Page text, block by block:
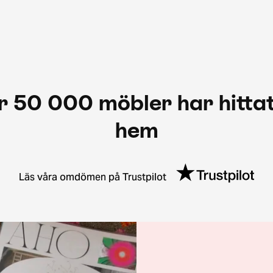
50 000 möbler har
hem
Läs våra omdömen på Trustpilot